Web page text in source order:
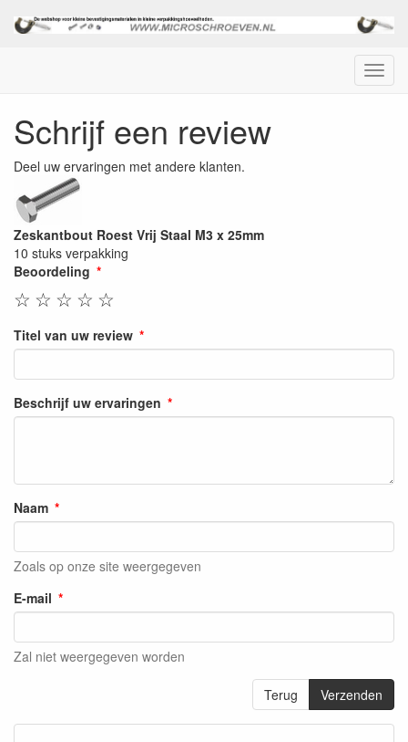
Menu
Schrijf een review
Deel uw ervaringen met andere klanten.
Zeskantbout Roest Vrij Staal M3 x 25mm
10 stuks verpakking
Beoordeling
☆
☆
☆
☆
☆
Titel van uw review
Beschrijf uw ervaringen
Naam
Zoals op onze site weergegeven
E-mail
Zal niet weergegeven worden
Terug Verzenden